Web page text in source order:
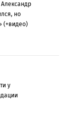
Александр
но
(+видео)
у